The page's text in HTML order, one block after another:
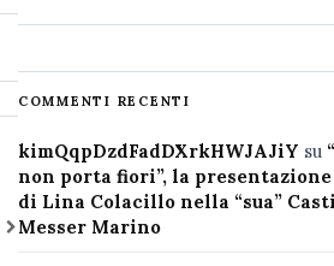
COMMENTI RECENTI
kimQqpDzdFadDXrkHWJAJiY su
non porta fiori”, la
di Lina Colacillo nella “sua”
Messer Marino